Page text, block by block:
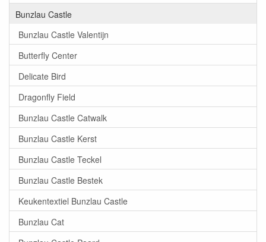
Bunzlau Castle
Bunzlau Castle Valentijn
Butterfly Center
Delicate Bird
Dragonfly Field
Bunzlau Castle Catwalk
Bunzlau Castle Kerst
Bunzlau Castle Teckel
Bunzlau Castle Bestek
Keukentextiel Bunzlau Castle
Bunzlau Cat